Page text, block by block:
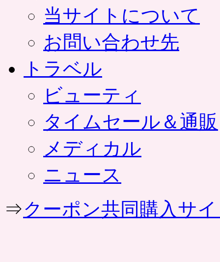
当サイトについて
お問い合わせ先
トラベル
ビューティ
タイムセール＆通販
メディカル
ニュース
⇒クーポン共同購入サ